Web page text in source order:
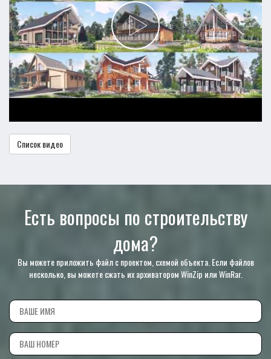
Список видео
Есть вопросы по строительству
дома?
Вы можете приложить файл с проектом, схемой объекта. Если файлов
несколько, вы можете сжать их архиватором WinZip или WinRar.